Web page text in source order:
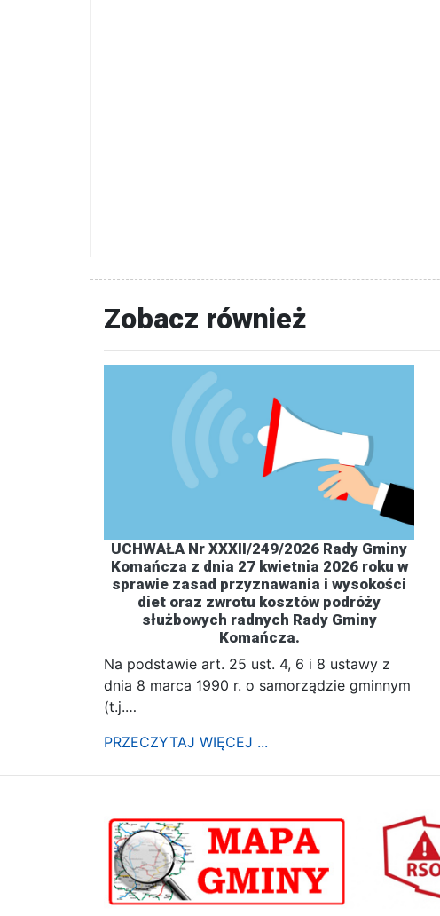
Zobacz również
UCHWAŁA Nr XXXII/249/2026 Rady Gminy
Komańcza z dnia 27 kwietnia 2026 roku w
sprawie zasad przyznawania i wysokości
diet oraz zwrotu kosztów podróży
służbowych radnych Rady Gminy
Komańcza.
Na podstawie art. 25 ust. 4, 6 i 8 ustawy z
dnia 8 marca 1990 r. o samorządzie gminnym
(t.j.…
PRZECZYTAJ WIĘCEJ ...
poprzednii